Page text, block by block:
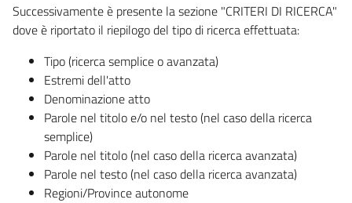
Successivamente è presente la sezione "CRITERI DI RICERCA"
dove è riportato il riepilogo del tipo di ricerca effettuata:
Tipo (ricerca semplice o avanzata)
Estremi dell'atto
Denominazione atto
Parole nel titolo e/o nel testo (nel caso della ricerca
semplice)
Parole nel titolo (nel caso della ricerca avanzata)
Parole nel testo (nel caso della ricerca avanzata)
Regioni/Province autonome